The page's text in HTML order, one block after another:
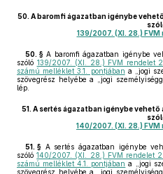
50. A baromfi ágazatban igénybe
139/2007. (XI. 28.) FVM
50. § A baromfi ágazatban igénybe
szóló 139/2007. (XI. 28.) FVM rendelet
számú melléklet 3.1. pontjában a „jogi
szövegrész helyébe a „jogi
lép.
51. A sertés ágazatban igénybe
140/2007. (XI. 28.) FVM
51. § A sertés ágazatban igénybe
szóló140/2007. (XI. 28.) FVM rendelet
számú melléklet 4.1. pontjában a „jogi
szövegrész helyébe a „jogi